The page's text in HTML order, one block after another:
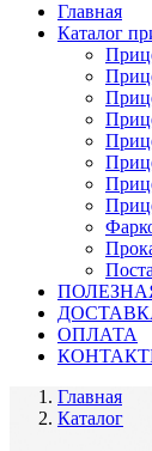
Главная
Каталог
ОПЛАТА
Главная
Каталог